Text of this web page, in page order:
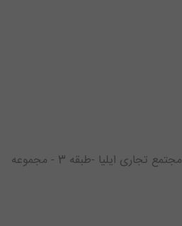
مشهد - شهرک غرب - مجتمع تجاری ایلیا -طبقه 3 - مجموعه